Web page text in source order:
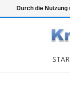
Durch die